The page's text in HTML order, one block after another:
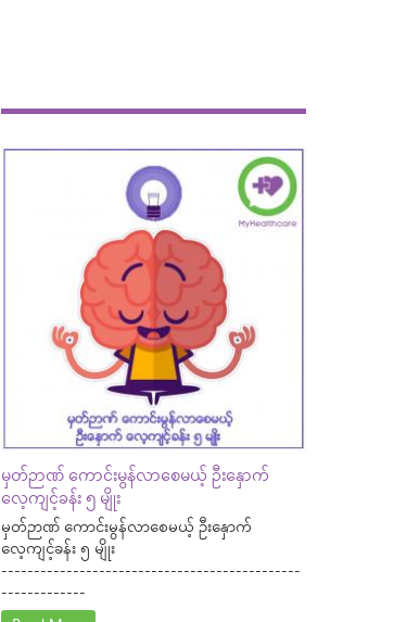
မှတ်ဉာဏ် ကောင်းမွန်လာစေမယ့် ဦးနှောက်
လေ့ကျင့်ခန်း ၅ မျိုး
မှတ်ဉာဏ် ကောင်းမွန်လာစေမယ့် ဦးနှောက်
လေ့ကျင့်ခန်း ၅ မျိုး
----------------------------------------------
-------------